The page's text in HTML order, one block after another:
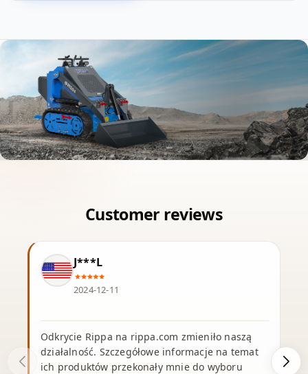
J***L
2024-12-11
Odkrycie Rippa na rippa.com zmieniło naszą
działalność. Szczegółowe informacje na temat
ich produktów przekonały mnie do wyboru